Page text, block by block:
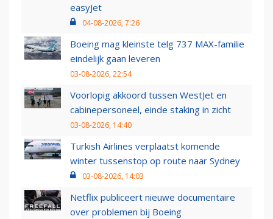
easyJet
04-08-2026, 7:26
Boeing mag kleinste telg 737 MAX-familie
eindelijk gaan leveren
03-08-2026, 22:54
Voorlopig akkoord tussen WestJet en
cabinepersoneel, einde staking in zicht
03-08-2026, 14:40
Turkish Airlines verplaatst komende
winter tussenstop op route naar Sydney
03-08-2026, 14:03
Netflix publiceert nieuwe documentaire
over problemen bij Boeing